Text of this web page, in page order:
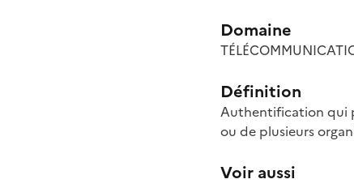
Domaine
Définition
Authentification qui
ou de plusieurs
Voir aussi